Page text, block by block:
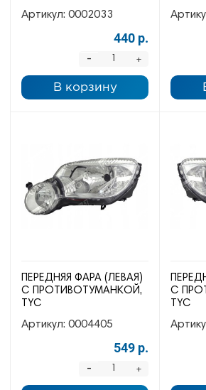
Артикул: 0002033
440 р.
+
-
В корзину
ПЕРЕДНЯЯ ФАРА (ЛЕВАЯ)
С ПРОТИВОТУМАНКОЙ,
TYC
Артикул: 0004405
549 р.
+
-
С
TYC